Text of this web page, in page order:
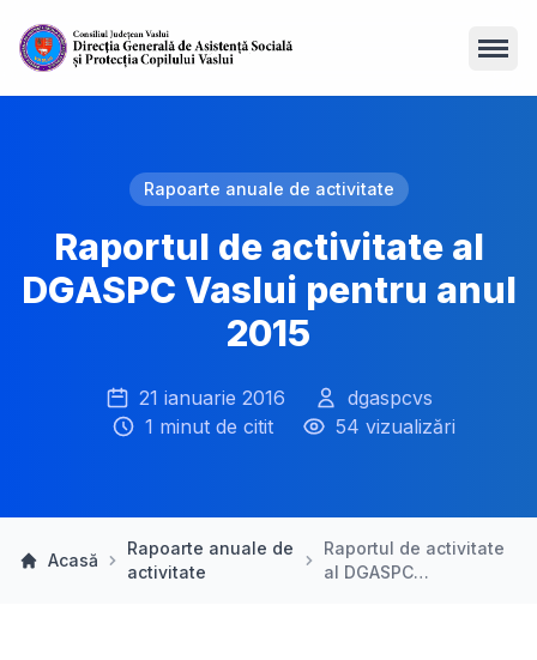
Rapoarte anuale de activitate
Raportul de activitate al
DGASPC Vaslui pentru anul
2015
21 ianuarie 2016
dgaspcvs
1 minut de citit
54 vizualizări
Acasă
Rapoarte anuale de
activitate
Raportul de activitate
al DGASPC…